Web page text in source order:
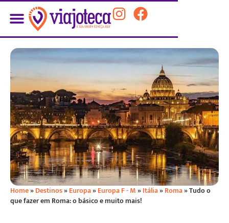
Home»Destinos»Europa»Europa F - M»Itália»Roma»Tudo o
que fazer em Roma: o básico e muito mais!